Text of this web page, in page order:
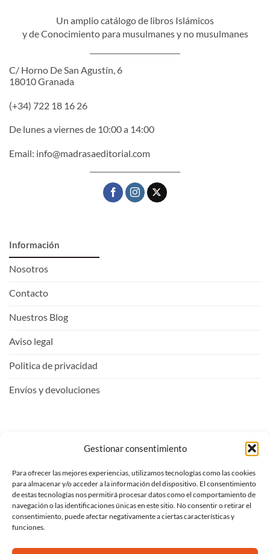
Gestionar consentimiento
Para ofrecer las mejores experiencias, utilizamos tecnologías como las cookies
para almacenar y/o acceder a la información del dispositivo. El consentimiento
de estas tecnologías nos permitirá procesar datos como el comportamiento de
navegación o las identificaciones únicas en este sitio. No consentir o retirar el
consentimiento, puede afectar negativamente a ciertas características y
funciones.
Un amplio catálogo de libros Islámicos
y de Conocimiento para musulmanes y no musulmanes
C/ Horno De San Agustín, 6
18010 Granada
(+34) 722 18 16 26
De lunes a viernes de 10:00 a 14:00
Email: info@madrasaeditorial.com
Información
Nosotros
Contacto
Nuestros Blog
Aviso legal
Politica de privacidad
Envíos y devoluciones
Entrar
Ver carrito
Mi lista de deseos
Proceder al pago